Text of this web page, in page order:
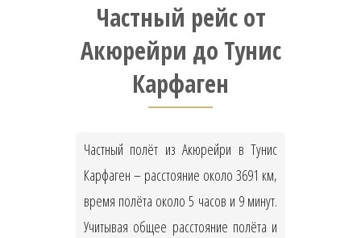
Частный рейс от
Акюрейри до Тунис
Карфаген
Частный полёт из Акюрейри в Тунис
Карфаген – расстояние около 3691 км,
время полёта около 5 часов и 9 минут.
Учитывая общее расстояние полёта и